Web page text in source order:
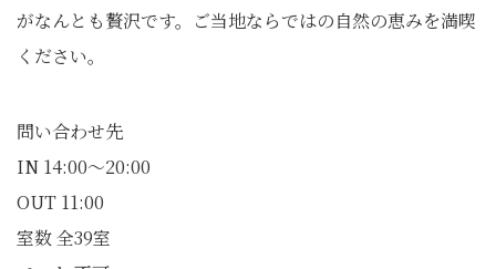
がなんとも贅沢です。ご当地ならではの自然の恵みを満喫
ください。
問い合わせ先
IN 14:00～20:00
OUT 11:00
室数 全39室